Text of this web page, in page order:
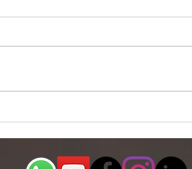
médicos y doctores
Asesores, su asesor en